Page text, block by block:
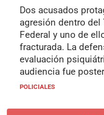
Dos acusados
agresión dentro del
Federal y uno de
fracturada. La
evaluación
audiencia fue
POLICIALES